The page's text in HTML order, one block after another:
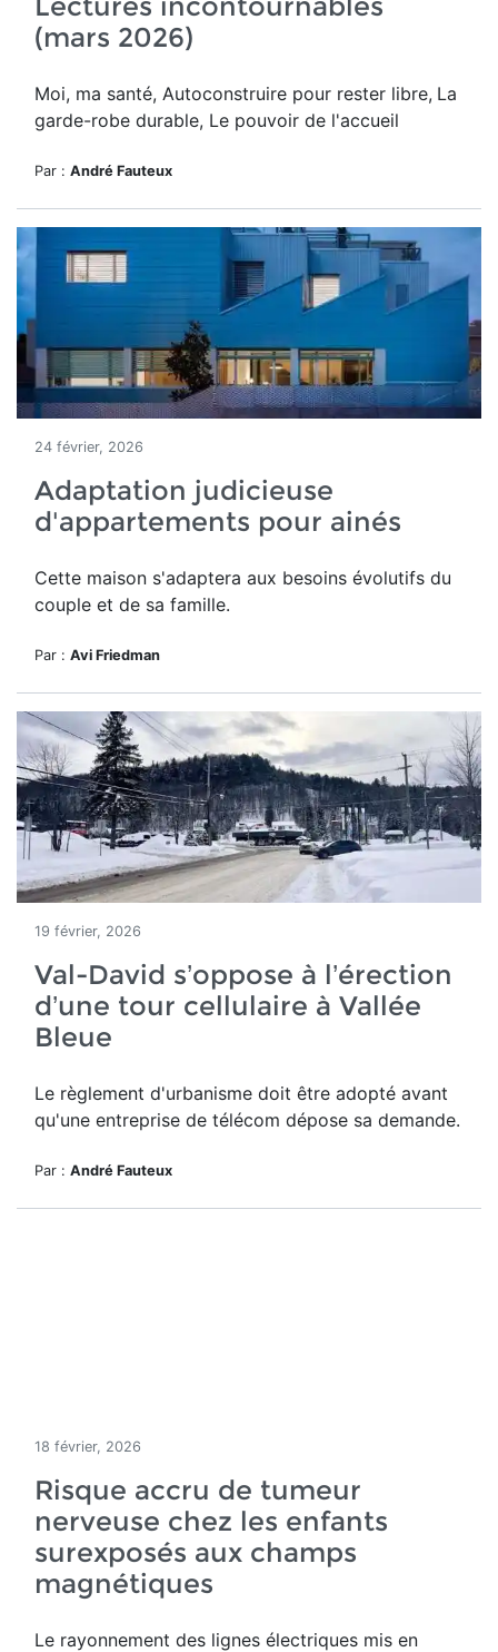
(mars 2026)
Moi, ma santé, Autoconstruire pour rester libre, La
garde-robe durable, Le pouvoir de l'accueil
Par : André Fauteux
24 février, 2026
Adaptation judicieuse
d'appartements pour ainés
Cette maison s'adaptera aux besoins évolutifs du
couple et de sa famille.
Par : Avi Friedman
19 février, 2026
Val-David s’oppose à l’érection
d’une tour cellulaire à Vallée
Bleue
Le règlement d'urbanisme doit être adopté avant
qu'une entreprise de télécom dépose sa demande.
Par : André Fauteux
18 février, 2026
Risque accru de tumeur
nerveuse chez les enfants
surexposés aux champs
magnétiques
Le rayonnement des lignes électriques mis en